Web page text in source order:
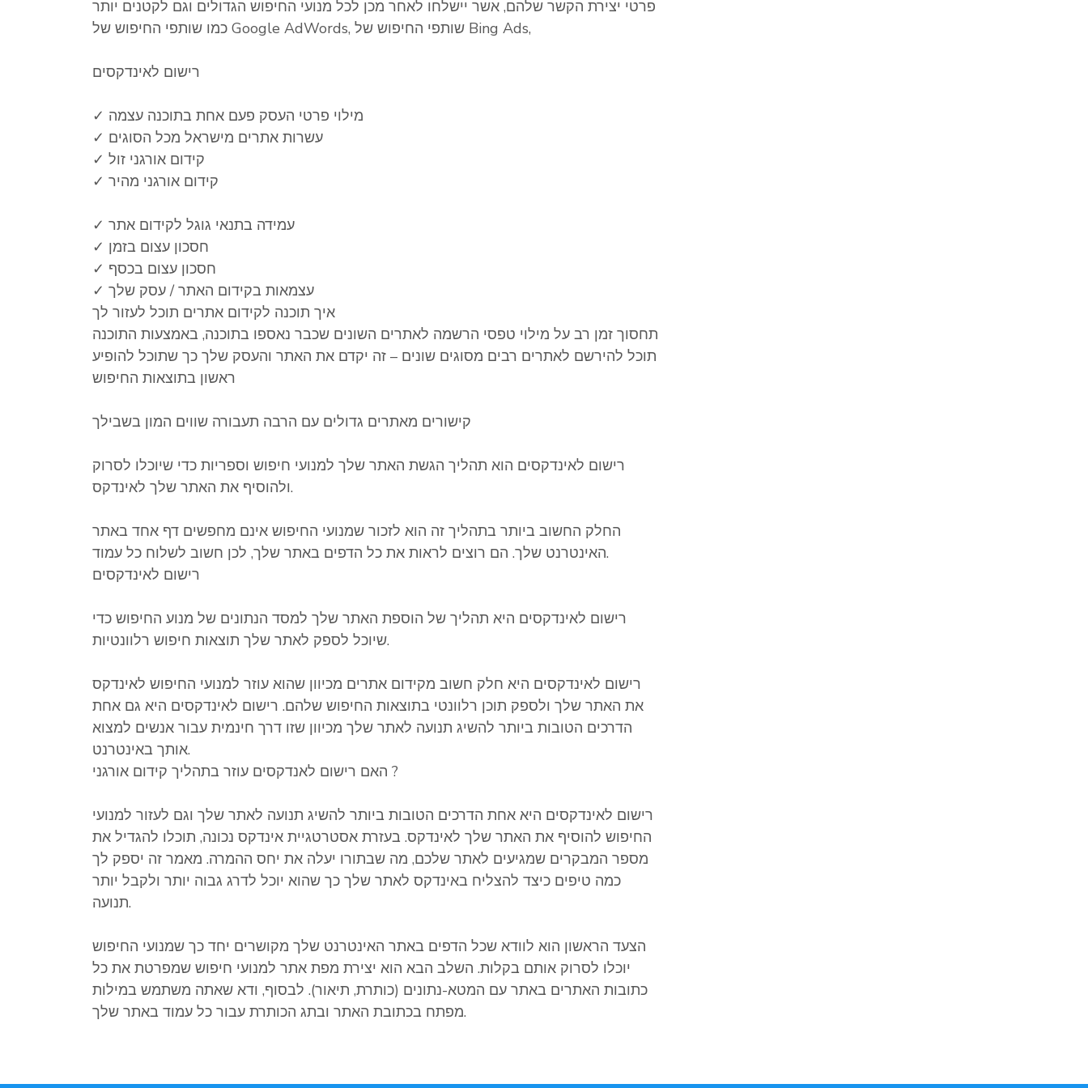
פרטי יצירת הקשר שלהם, אשר יישלחו לאחר מכן לכל מנועי החיפוש הגדולים וגם לקטנים יותר
כמו שותפי החיפוש של Google AdWords, שותפי החיפוש של Bing Ads,
רישום לאינדקסים
✓ מילוי פרטי העסק פעם אחת בתוכנה עצמה
✓ עשרות אתרים מישראל מכל הסוגים
✓ קידום אורגני זול
✓ קידום אורגני מהיר
✓ עמידה בתנאי גוגל לקידום אתר
✓ חסכון עצום בזמן
✓ חסכון עצום בכסף
✓ עצמאות בקידום האתר / עסק שלך
איך תוכנה לקידום אתרים תוכל לעזור לך
תחסוך זמן רב על מילוי טפסי הרשמה לאתרים השונים שכבר נאספו בתוכנה, באמצעות התוכנה
תוכל להירשם לאתרים רבים מסוגים שונים – זה יקדם את האתר והעסק שלך כך שתוכל להופיע
ראשון בתוצאות החיפוש
קישורים מאתרים גדולים עם הרבה תעבורה שווים המון בשבילך
רישום לאינדקסים הוא תהליך הגשת האתר שלך למנועי חיפוש וספריות כדי שיוכלו לסרוק
ולהוסיף את האתר שלך לאינדקס.
החלק החשוב ביותר בתהליך זה הוא לזכור שמנועי החיפוש אינם מחפשים דף אחד באתר
האינטרנט שלך. הם רוצים לראות את כל הדפים באתר שלך, לכן חשוב לשלוח כל עמוד.
רישום לאינדקסים
רישום לאינדקסים היא תהליך של הוספת האתר שלך למסד הנתונים של מנוע החיפוש כדי
שיוכל לספק לאתר שלך תוצאות חיפוש רלוונטיות.
רישום לאינדקסים היא חלק חשוב מקידום אתרים מכיוון שהוא עוזר למנועי החיפוש לאינדקס
את האתר שלך ולספק תוכן רלוונטי בתוצאות החיפוש שלהם. רישום לאינדקסים היא גם אחת
הדרכים הטובות ביותר להשיג תנועה לאתר שלך מכיוון שזו דרך חינמית עבור אנשים למצוא
אותך באינטרנט.
האם רישום לאנדקסים עוזר בתהליך קידום אורגני ?
רישום לאינדקסים היא אחת הדרכים הטובות ביותר להשיג תנועה לאתר שלך וגם לעזור למנועי
החיפוש להוסיף את האתר שלך לאינדקס. בעזרת אסטרטגיית אינדקס נכונה, תוכלו להגדיל את
מספר המבקרים שמגיעים לאתר שלכם, מה שבתורו יעלה את יחס ההמרה. מאמר זה יספק לך
כמה טיפים כיצד להצליח באינדקס לאתר שלך כך שהוא יוכל לדרג גבוה יותר ולקבל יותר
תנועה.
הצעד הראשון הוא לוודא שכל הדפים באתר האינטרנט שלך מקושרים יחד כך שמנועי החיפוש
יוכלו לסרוק אותם בקלות. השלב הבא הוא יצירת מפת אתר למנועי חיפוש שמפרטת את כל
כתובות האתרים באתר עם המטא-נתונים (כותרת, תיאור). לבסוף, ודא שאתה משתמש במילות
מפתח בכתובת האתר ובתג הכותרת עבור כל עמוד באתר שלך.